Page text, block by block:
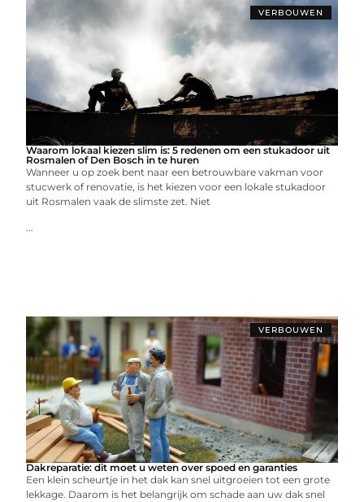
VERBOUWEN
Waarom lokaal kiezen slim is: 5 redenen om een stukadoor uit
Rosmalen of Den Bosch in te huren
Wanneer u op zoek bent naar een betrouwbare vakman voor
stucwerk of renovatie, is het kiezen voor een lokale stukadoor
uit Rosmalen vaak de slimste zet. Niet
...
VERBOUWEN
Dakreparatie: dit moet u weten over spoed en garanties
Een klein scheurtje in het dak kan snel uitgroeien tot een grote
lekkage. Daarom is het belangrijk om schade aan uw dak snel